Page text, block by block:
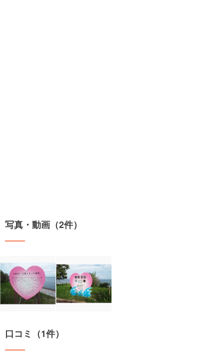
写真・動画（2件）
口コミ（1件）